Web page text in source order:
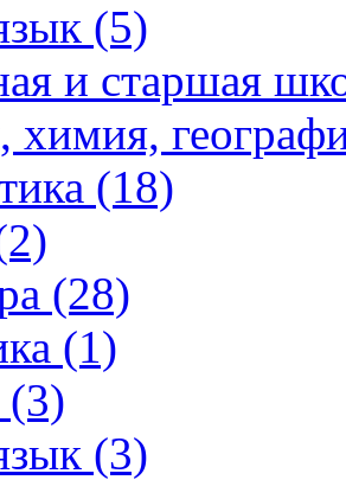
(5)
и старшая
химия,
(18)
(28)
(1)
(3)
(3)